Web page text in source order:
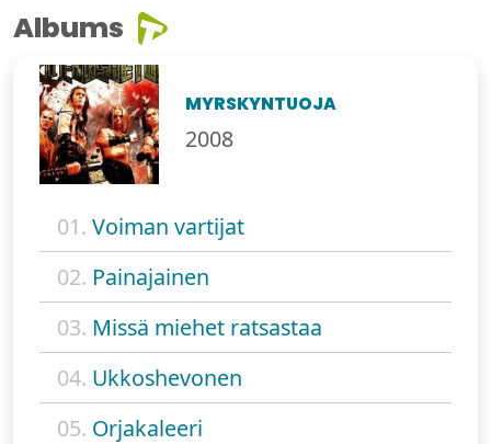
Albums
MYRSKYNTUOJA
2008
01. Voiman vartijat
02. Painajainen
03. Missä miehet ratsastaa
04. Ukkoshevonen
05. Orjakaleeri